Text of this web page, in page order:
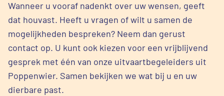
Wanneer u vooraf nadenkt over uw wensen, geeft
dat houvast. Heeft u vragen of wilt u samen de
mogelijkheden bespreken? Neem dan gerust
contact op. U kunt ook kiezen voor een vrijblijvend
gesprek met één van onze uitvaartbegeleiders uit
Poppenwier. Samen bekijken we wat bij u en uw
dierbare past.